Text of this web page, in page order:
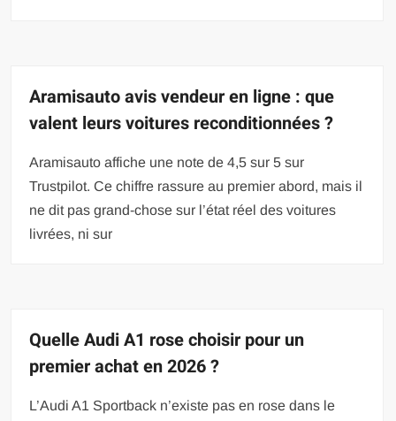
Aramisauto avis vendeur en ligne : que
valent leurs voitures reconditionnées ?
Aramisauto affiche une note de 4,5 sur 5 sur
Trustpilot. Ce chiffre rassure au premier abord, mais il
ne dit pas grand-chose sur l’état réel des voitures
livrées, ni sur
Quelle Audi A1 rose choisir pour un
premier achat en 2026 ?
L’Audi A1 Sportback n’existe pas en rose dans le